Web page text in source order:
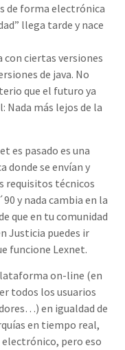
de forma electrónica
llega tarde y nace
con ciertas versiones
de java. No
que el futuro ya
Nada más lejos de la
es pasado es una
donde se envían y
requisitos técnicos
y nada cambia en la
que en tu comunidad
Justicia puedes ir
funcione Lexnet.
on-line (en
todos los usuarios
en igualdad de
en tiempo real,
electrónico, pero eso